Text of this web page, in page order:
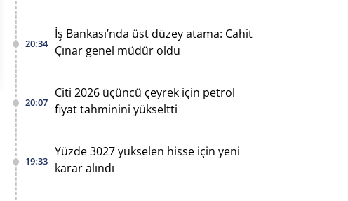
20:34
İş Bankası’nda üst düzey atama: Cahit
Çınar genel müdür oldu
20:07
Citi 2026 üçüncü çeyrek için petrol
fiyat tahminini yükseltti
19:33
Yüzde 3027 yükselen hisse için yeni
karar alındı